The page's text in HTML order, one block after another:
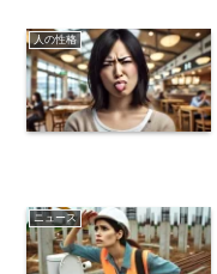
人の性格
ニュース